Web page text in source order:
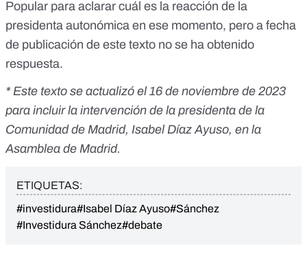
Popular para aclarar cuál es la reacción de la
presidenta autonómica en ese momento, pero a fecha
de publicación de este texto no se ha obtenido
respuesta.
* Este texto se actualizó el 16 de noviembre de 2023
para incluir la intervención de la presidenta de la
Comunidad de Madrid, Isabel Díaz Ayuso, en la
Asamblea de Madrid.
ETIQUETAS:
#investidura#Isabel Díaz Ayuso#Sánchez
#Investidura Sánchez#debate